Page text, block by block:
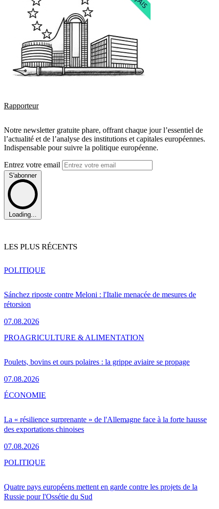
Rapporteur
Notre newsletter gratuite phare, offrant chaque jour l’essentiel de
l’actualité et de l’analyse des institutions et capitales européennes.
Indispensable pour suivre la politique européenne.
Entrez votre email
S'abonner
Loading...
LES PLUS RÉCENTS
Sánchez riposte contre Meloni : l'Italie menacée de mesures de
rétorsion
07.08.2026
POLITIQUE
Poulets, bovins et ours polaires : la grippe aviaire se propage
07.08.2026
PROAGRICULTURE & ALIMENTATION
La « résilience surprenante » de l'Allemagne face à la forte hausse
des exportations chinoises
07.08.2026
ÉCONOMIE
Quatre pays européens mettent en garde contre les projets de la
Russie pour l'Ossétie du Sud
POLITIQUE